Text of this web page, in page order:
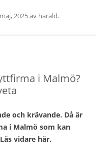
2025av harald.
i Malmö?
och krävande. Då är
i Malmö som kan
vidare här.